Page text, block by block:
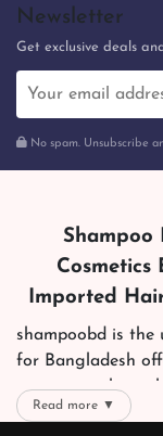
Newsletter
Get exclusive deals
No spam. Unsubscribe
Shampoo
Cosmetics
Imported
shampoobd is
for Bangladesh
experience
you trendy and
Read more ▼